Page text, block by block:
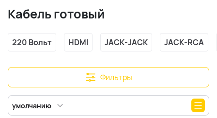
Кабель готовый
220 Вольт HDMI JACK-JACK JACK-RCA
Фильтры
умолчанию